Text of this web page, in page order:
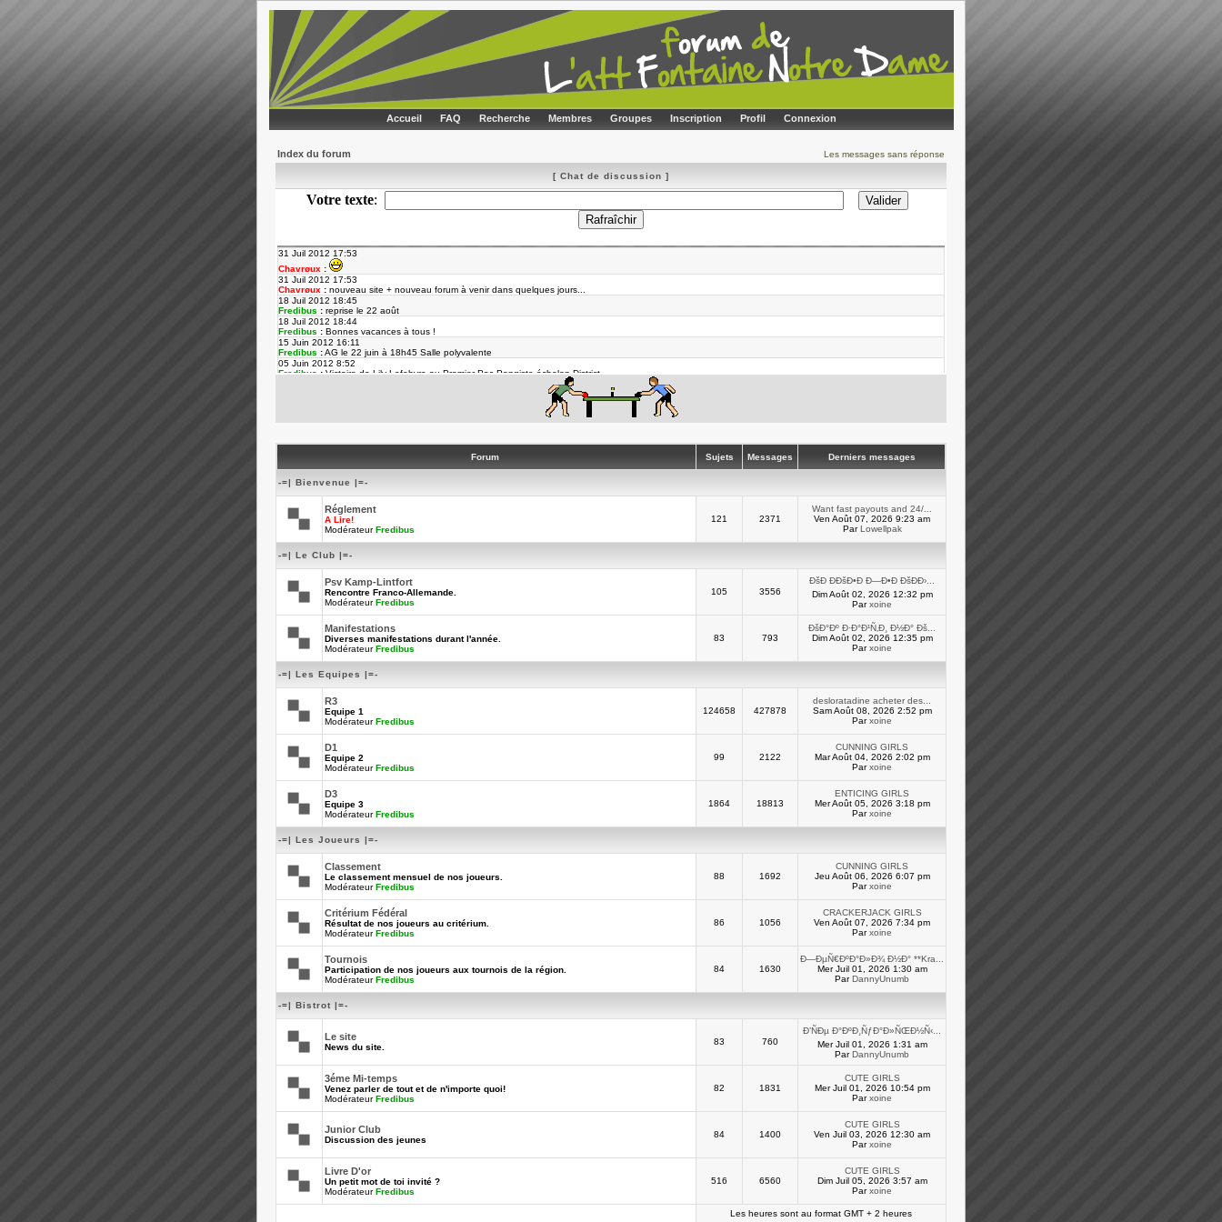
Accueil FAQ Recherche Membres Groupes Inscription Profil Connexion
Index du forum Les messages sans réponse
[ Chat de discussion ]
Forum Sujets Messages Derniers messages
-=| Bienvenue |=-
Réglement
A Lire!
ModérateurFredibus
121 2371
Want fast payouts and 24/...
Ven Août 07, 2026 9:23 am
ParLowellpak
-=| Le Club |=-
Psv Kamp-Lintfort
Rencontre Franco-Allemande.
ModérateurFredibus
105 3556
ÐšÐ ÐÐšÐ•Ð Ð—Ð•Ð ÐšÐÐ›...
Dim Août 02, 2026 12:32 pm
Parxoine
Manifestations
Diverses manifestations durant l'année.
ModérateurFredibus
83 793
ÐšÐ°Ðº Ð·Ð°Ð¹Ñ‚Ð¸ Ð½Ð° Ðš...
Dim Août 02, 2026 12:35 pm
Parxoine
-=| Les Equipes |=-
R3
Equipe 1
ModérateurFredibus
124658 427878
desloratadine acheter des...
Sam Août 08, 2026 2:52 pm
Parxoine
D1
Equipe 2
ModérateurFredibus
99 2122
CUNNING GIRLS
Mar Août 04, 2026 2:02 pm
Parxoine
D3
Equipe 3
ModérateurFredibus
1864 18813
ENTICING GIRLS
Mer Août 05, 2026 3:18 pm
Parxoine
-=| Les Joueurs |=-
Classement
Le classement mensuel de nos joueurs.
ModérateurFredibus
88 1692
CUNNING GIRLS
Jeu Août 06, 2026 6:07 pm
Parxoine
Critérium Fédéral
Résultat de nos joueurs au critérium.
ModérateurFredibus
86 1056
CRACKERJACK GIRLS
Ven Août 07, 2026 7:34 pm
Parxoine
Tournois
Participation de nos joueurs aux tournois de la région.
ModérateurFredibus
84 1630
Ð—ÐµÑ€ÐºÐ°Ð»Ð¾ Ð½Ð° **Kra...
Mer Juil 01, 2026 1:30 am
ParDannyUnumb
-=| Bistrot |=-
Le site
News du site.
83 760
Ð’ÑÐµ Ð°ÐºÐ¸ÑƒÐ°Ð»ÑŒÐ½Ñ‹...
Mer Juil 01, 2026 1:31 am
ParDannyUnumb
3éme Mi-temps
Venez parler de tout et de n'importe quoi!
ModérateurFredibus
82 1831
CUTE GIRLS
Mer Juil 01, 2026 10:54 pm
Parxoine
Junior Club
Discussion des jeunes
84 1400
CUTE GIRLS
Ven Juil 03, 2026 12:30 am
Parxoine
Livre D'or
Un petit mot de toi invité ?
ModérateurFredibus
516 6560
CUTE GIRLS
Dim Juil 05, 2026 3:57 am
Parxoine
Les heures sont au format GMT + 2 heures